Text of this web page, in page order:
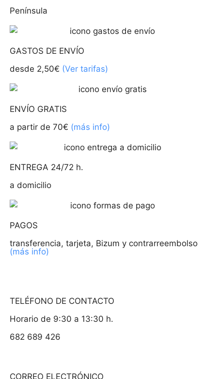
Península
GASTOS DE ENVÍO
desde 2,50€ (Ver tarifas)
ENVÍO GRATIS
a partir de 70€ (más info)
ENTREGA 24/72 h.
a domicilio
PAGOS
transferencia, tarjeta, Bizum y contrarreembolso
(más info)
TELÉFONO DE CONTACTO
Horario de 9:30 a 13:30 h.
682 689 426
CORREO ELECTRÓNICO